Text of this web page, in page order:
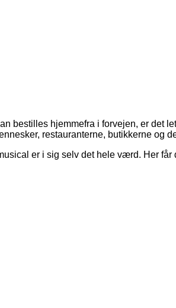
bestilles hjemmefra i forvejen, er det
restauranterne, butikkerne og
er i sig selv det hele værd. Her får